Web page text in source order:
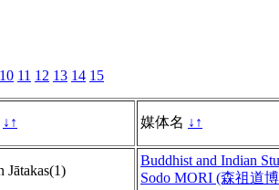
10 11 12 13 14 15
↓ ↑ 媒体名 ↓ ↑
Jātakas(1)
Buddhist and Indian
Sodo MORI (森祖道